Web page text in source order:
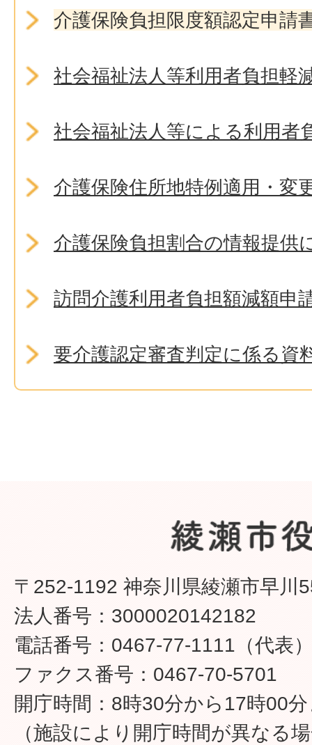
介護保険負担限度額認定申請
社会福祉法人等利用者負担軽
社会福祉法人等による利用者
介護保険住所地特例適用・変
介護保険負担割合の情報提供
訪問介護利用者負担額減額申
要介護認定審査判定に係る資
〒252-1192 神奈川県綾瀬市早川
法人番号：3000020142182
電話番号：0467-77-1111（代表
ファクス番号：0467-70-5701
開庁時間：8時30分から17時00
（施設により開庁時間が異なる